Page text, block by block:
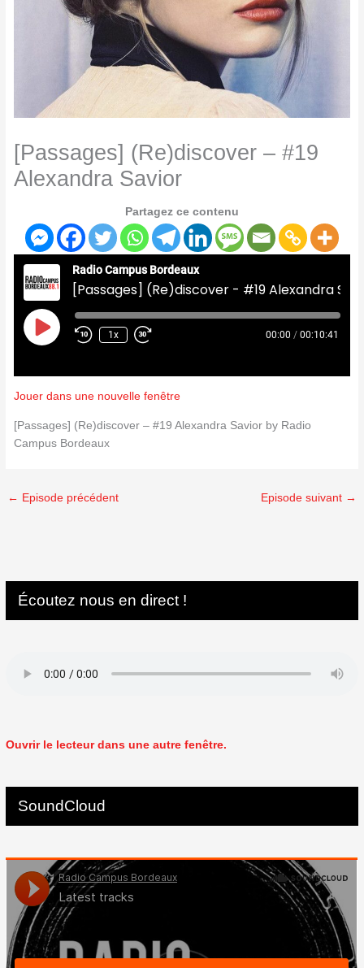
[Passages] (Re)discover – #19
Alexandra Savior
Partagez ce contenu
Radio Campus Bordeaux
Play
Episode
1x 00:00 / 00:10:41
Jouer dans une nouvelle fenêtre
[Passages] (Re)discover – #19 Alexandra Savior by Radio
Campus Bordeaux
← Episode précédent Episode suivant →
Écoutez nous en direct !
Ouvrir le lecteur dans une autre fenêtre.
SoundCloud